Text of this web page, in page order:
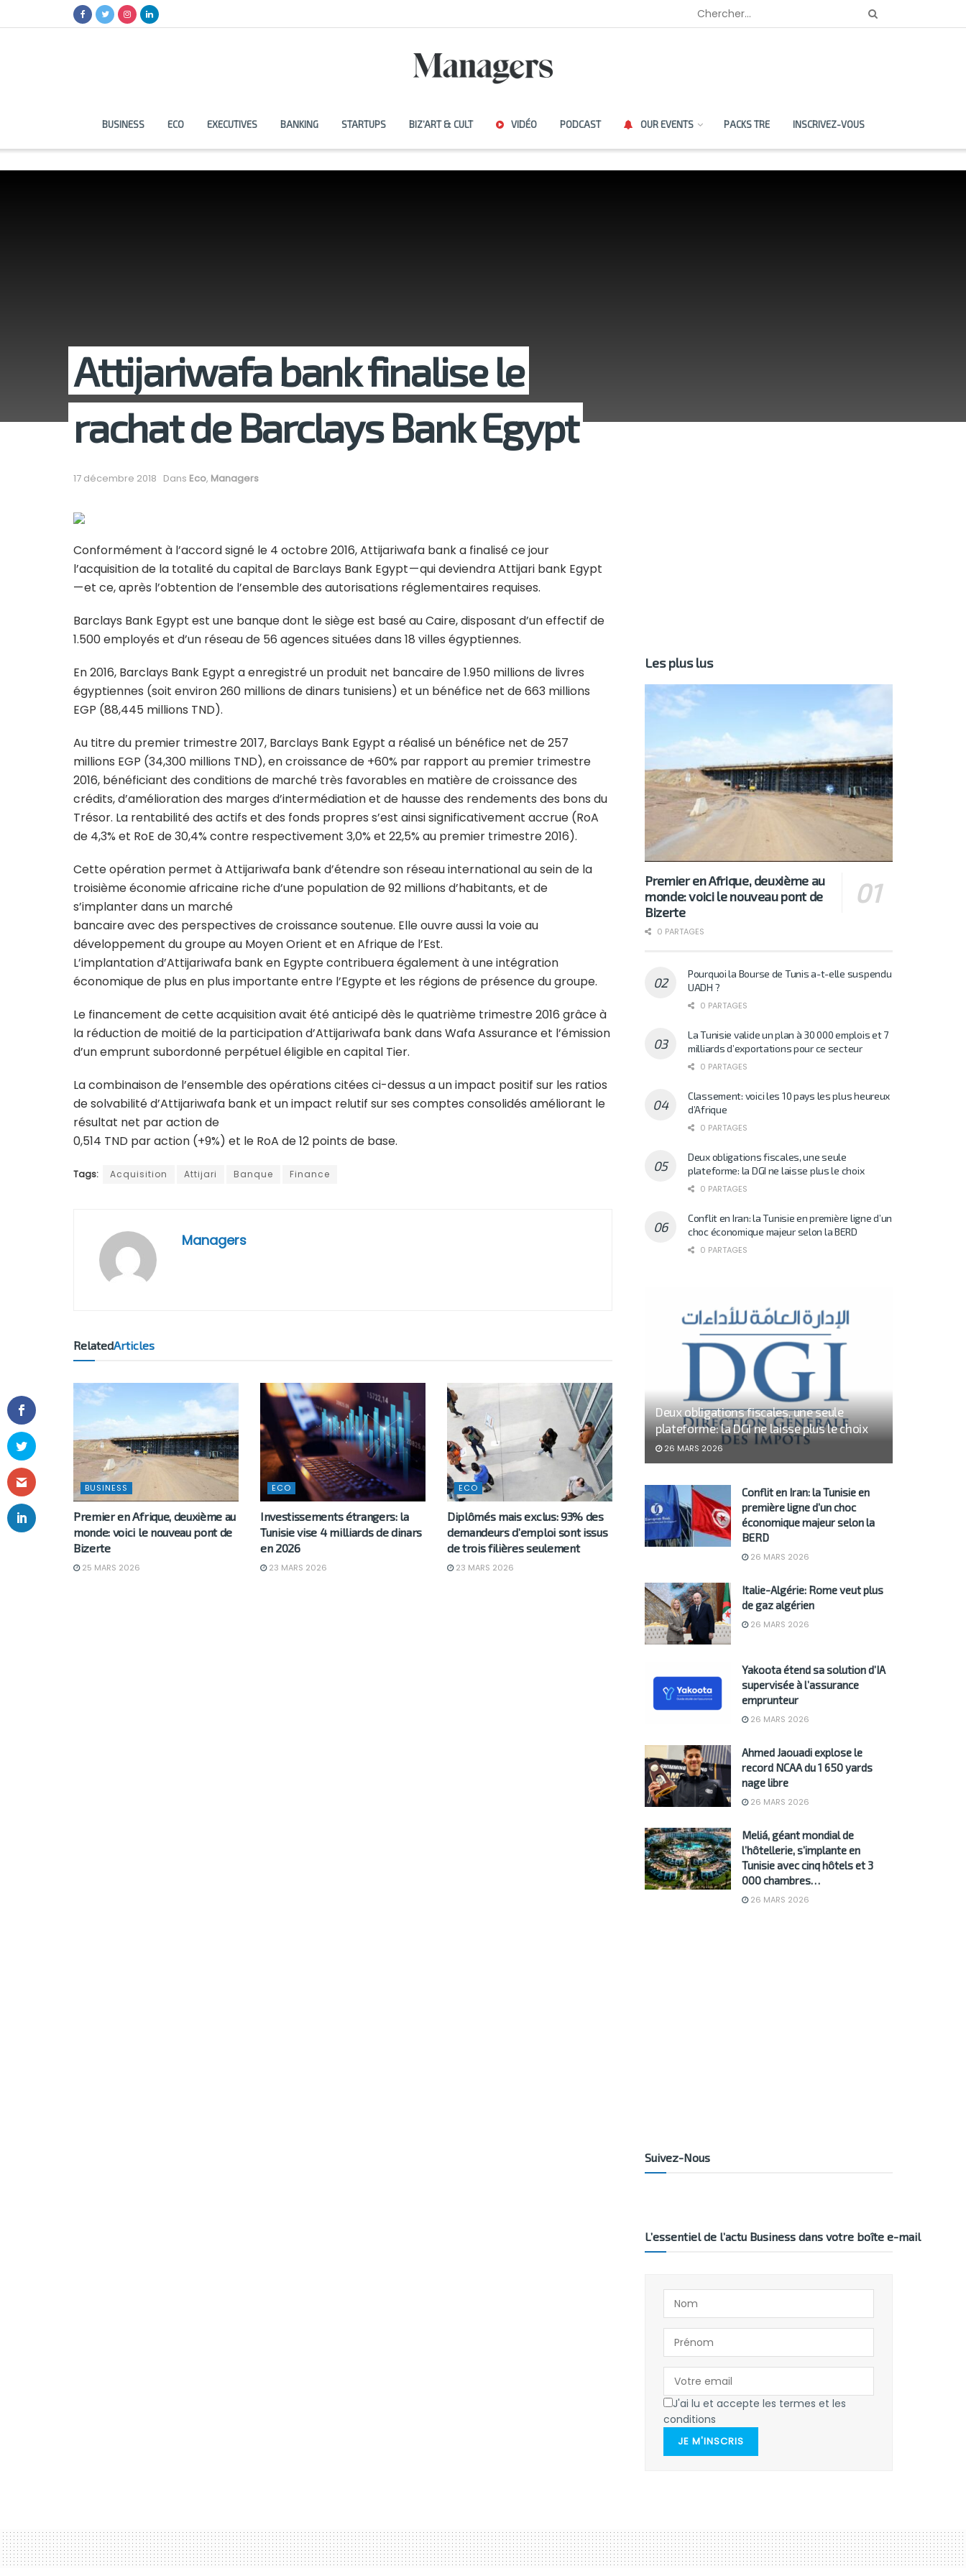
BUSINESS ECO EXECUTIVES BANKING STARTUPS BIZ’ART & CULT VIDÉO PODCAST OUR EVENTS PACKS TRE INSCRIVEZ-VOUS
Attijariwafa bank finalise le
rachat de Barclays Bank Egypt
17 décembre 2018 Dans Eco, Managers
Conformément à l’accord signé le 4 octobre 2016, Attijariwafa bank a finalisé ce jour
l’acquisition de la totalité du capital de Barclays Bank Egypt — qui deviendra Attijari bank Egypt
— et ce, après l’obtention de l’ensemble des autorisations réglementaires requises.
Barclays Bank Egypt est une banque dont le siège est basé au Caire, disposant d’un effectif de
1.500 employés et d’un réseau de 56 agences situées dans 18 villes égyptiennes.
En 2016, Barclays Bank Egypt a enregistré un produit net bancaire de 1.950 millions de livres
égyptiennes (soit environ 260 millions de dinars tunisiens) et un bénéfice net de 663 millions
EGP (88,445 millions TND).
Au titre du premier trimestre 2017, Barclays Bank Egypt a réalisé un bénéfice net de 257
millions EGP (34,300 millions TND), en croissance de +60% par rapport au premier trimestre
2016, bénéficiant des conditions de marché très favorables en matière de croissance des
crédits, d’amélioration des marges d’intermédiation et de hausse des rendements des bons du
Trésor. La rentabilité des actifs et des fonds propres s’est ainsi significativement accrue (RoA
de 4,3% et RoE de 30,4% contre respectivement 3,0% et 22,5% au premier trimestre 2016).
Cette opération permet à Attijariwafa bank d’étendre son réseau international au sein de la
troisième économie africaine riche d’une population de 92 millions d’habitants, et de
s’implanter dans un marché
bancaire avec des perspectives de croissance soutenue. Elle ouvre aussi la voie au
développement du groupe au Moyen Orient et en Afrique de l’Est.
L’implantation d’Attijariwafa bank en Egypte contribuera également à une intégration
économique de plus en plus importante entre l’Egypte et les régions de présence du groupe.
Le financement de cette acquisition avait été anticipé dès le quatrième trimestre 2016 grâce à
la réduction de moitié de la participation d’Attijariwafa bank dans Wafa Assurance et l’émission
d’un emprunt subordonné perpétuel éligible en capital Tier.
La combinaison de l’ensemble des opérations citées ci-dessus a un impact positif sur les ratios
de solvabilité d’Attijariwafa bank et un impact relutif sur ses comptes consolidés améliorant le
résultat net par action de
0,514 TND par action (+9%) et le RoA de 12 points de base.
Tags: Acquisition Attijari Banque Finance
Managers
RelatedArticles
BUSINESS
Premier en Afrique, deuxième au
monde: voici le nouveau pont de
Bizerte
25 MARS 2026
ECO
Investissements étrangers: la
Tunisie vise 4 milliards de dinars
en 2026
23 MARS 2026
ECO
Diplômés mais exclus: 93% des
demandeurs d’emploi sont issus
de trois filières seulement
23 MARS 2026
Les plus lus
Premier en Afrique, deuxième au
monde: voici le nouveau pont de
Bizerte
0 PARTAGES
Pourquoi la Bourse de Tunis a-t-elle suspendu
UADH ?
0 PARTAGES
La Tunisie valide un plan à 30 000 emplois et 7
milliards d’exportations pour ce secteur
0 PARTAGES
Classement: voici les 10 pays les plus heureux
d’Afrique
0 PARTAGES
Deux obligations fiscales, une seule
plateforme: la DGI ne laisse plus le choix
0 PARTAGES
Conflit en Iran: la Tunisie en première ligne d’un
choc économique majeur selon la BERD
0 PARTAGES
Deux obligations fiscales, une seule
plateforme: la DGI ne laisse plus le choix
26 MARS 2026
Conflit en Iran: la Tunisie en
première ligne d’un choc
économique majeur selon la
BERD
26 MARS 2026
Italie-Algérie: Rome veut plus
de gaz algérien
26 MARS 2026
Yakoota étend sa solution d’IA
supervisée à l’assurance
emprunteur
26 MARS 2026
Ahmed Jaouadi explose le
record NCAA du 1 650 yards
nage libre
26 MARS 2026
Meliá, géant mondial de
l’hôtellerie, s’implante en
Tunisie avec cinq hôtels et 3
000 chambres…
26 MARS 2026
Suivez-Nous
L’essentiel de l’actu Business dans votre boîte e-mail
J'ai lu et accepte les termes et les
conditions
JE M'INSCRIS